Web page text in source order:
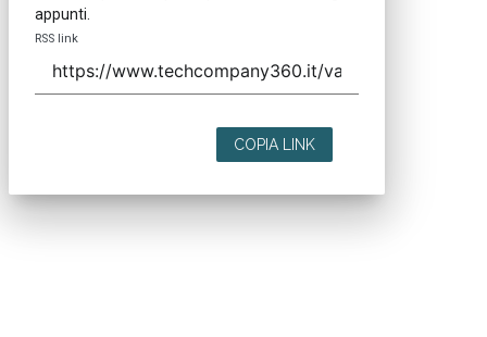
appunti.
RSS link
COPIA LINK